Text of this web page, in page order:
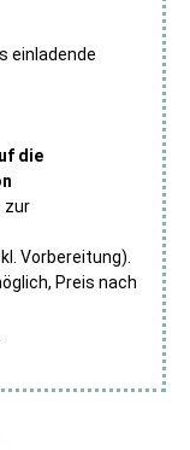
einladende
die
zur
Vorbereitung).
Preis nach